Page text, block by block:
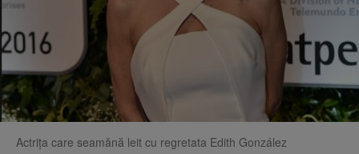
Actrița care seamănă leit cu regretata Edith González